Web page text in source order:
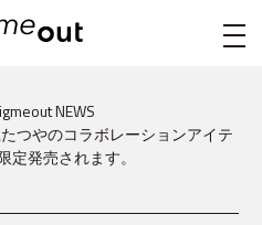
digmeout
NEWS
つやのコラボレーションアイテ
定発売されます。